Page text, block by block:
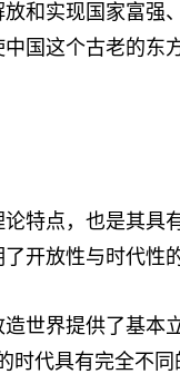
和实现国家富强
国这个古老的东
点，也是其具
开放性与时代性
界提供了基本
时代具有完全不